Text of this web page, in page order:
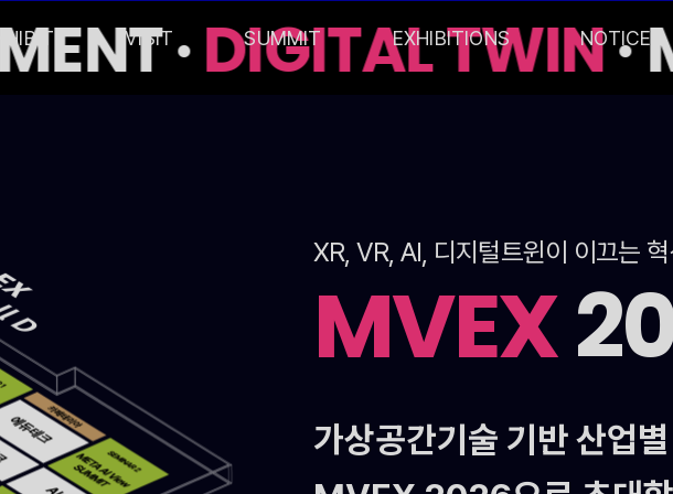
VISIT SUMMIT EXHIBITIONS NOTICE
·DIGITAL TWIN·
XR, VR, AI, 디지털트윈이 이끄는
MVEX
가상공간기술 기반 산업